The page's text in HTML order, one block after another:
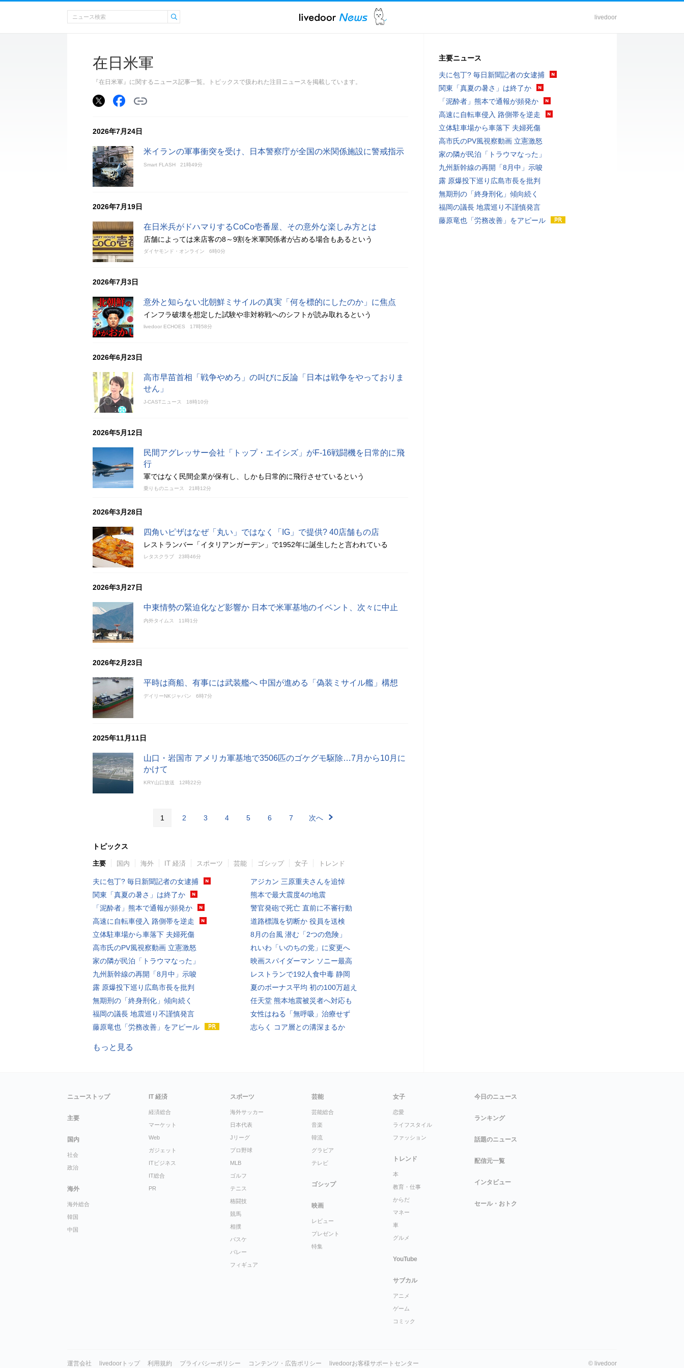
livedoor
在日米軍
『在日米軍』に関するニュース記事一覧。トピックスで扱われた注目ニュースを掲載しています。
2026年7月24日
米イランの軍事衝突を受け、日本警察庁が全国の米関係施設に警戒指示
Smart FLASH 21時49分
2026年7月19日
在日米兵がドハマりするCoCo壱番屋、その意外な楽しみ方とは
店舗によっては来店客の8～9割を米軍関係者が占める場合もあるという
ダイヤモンド・オンライン 6時0分
2026年7月3日
意外と知らない北朝鮮ミサイルの真実「何を標的にしたのか」に焦点
インフラ破壊を想定した試験や非対称戦へのシフトが読み取れるという
livedoor ECHOES 17時58分
2026年6月23日
高市早苗首相「戦争やめろ」の叫びに反論「日本は戦争をやっておりま
せん」
J-CASTニュース 18時10分
2026年5月12日
民間アグレッサー会社「トップ・エイシズ」がF-16戦闘機を日常的に飛
行
軍ではなく民間企業が保有し、しかも日常的に飛行させているという
乗りものニュース 21時12分
2026年3月28日
四角いピザはなぜ「丸い」ではなく「IG」で提供? 40店舗もの店
レストランバー「イタリアンガーデン」で1952年に誕生したと言われている
レタスクラブ 23時46分
2026年3月27日
中東情勢の緊迫化など影響か 日本で米軍基地のイベント、次々に中止
内外タイムス 11時1分
2026年2月23日
平時は商船、有事には武装艦へ 中国が進める「偽装ミサイル艦」構想
デイリーNKジャパン 6時7分
2025年11月11日
山口・岩国市 アメリカ軍基地で3506匹のゴケグモ駆除…7月から10月に
かけて
KRY山口放送 12時22分
1 2 3 4 5 6 7 次へ
トピックス
主要 国内 海外 IT 経済 スポーツ 芸能 ゴシップ 女子 トレンド
夫に包丁? 毎日新聞記者の女逮捕
関東「真夏の暑さ」は終了か
「泥酔者」熊本で通報が頻発か
高速に自転車侵入 路側帯を逆走
立体駐車場から車落下 夫婦死傷
高市氏のPV風視察動画 立憲激怒
家の隣が民泊「トラウマなった」
九州新幹線の再開「8月中」示唆
露 原爆投下巡り広島市長を批判
無期刑の「終身刑化」傾向続く
福岡の議長 地震巡り不謹慎発言
藤原竜也「労務改善」をアピール
アジカン 三原重夫さんを追悼
熊本で最大震度4の地震
警官発砲で死亡 直前に不審行動
道路標識を切断か 役員を送検
8月の台風 潜む「2つの危険」
れいわ「いのちの党」に変更へ
映画スパイダーマン ソニー最高
レストランで192人食中毒 静岡
夏のボーナス平均 初の100万超え
任天堂 熊本地震被災者へ対応も
女性はねる「無呼吸」治療せず
志らく コア層との溝深まるか
もっと見る
主要ニュース
夫に包丁? 毎日新聞記者の女逮捕
関東「真夏の暑さ」は終了か
「泥酔者」熊本で通報が頻発か
高速に自転車侵入 路側帯を逆走
立体駐車場から車落下 夫婦死傷
高市氏のPV風視察動画 立憲激怒
家の隣が民泊「トラウマなった」
九州新幹線の再開「8月中」示唆
露 原爆投下巡り広島市長を批判
無期刑の「終身刑化」傾向続く
福岡の議長 地震巡り不謹慎発言
藤原竜也「労務改善」をアピール
ニューストップ
主要
国内
社会
政治
海外
海外総合
韓国
中国
IT 経済
経済総合
マーケット
Web
ガジェット
ITビジネス
IT総合
PR
スポーツ
海外サッカー
日本代表
Jリーグ
プロ野球
MLB
ゴルフ
テニス
格闘技
競馬
相撲
バスケ
バレー
フィギュア
芸能
芸能総合
音楽
韓流
グラビア
テレビ
ゴシップ
映画
レビュー
プレゼント
特集
女子
恋愛
ライフスタイル
ファッション
トレンド
本
教育・仕事
からだ
マネー
車
グルメ
YouTube
サブカル
アニメ
ゲーム
コミック
今日のニュース
ランキング
話題のニュース
配信元一覧
インタビュー
セール・おトク
運営会社 livedoorトップ 利用規約 プライバシーポリシー コンテンツ・広告ポリシー livedoorお客様サポートセンター © livedoor